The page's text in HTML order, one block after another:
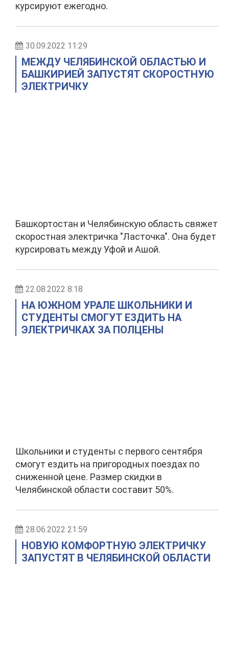
курсируют ежегодно.
30.09.2022 11:29
МЕЖДУ ЧЕЛЯБИНСКОЙ ОБЛАСТЬЮ И
БАШКИРИЕЙ ЗАПУСТЯТ СКОРОСТНУЮ
ЭЛЕКТРИЧКУ
Башкортостан и Челябинскую область свяжет
скоростная электричка "Ласточка". Она будет
курсировать между Уфой и Ашой.
22.08.2022 8:18
НА ЮЖНОМ УРАЛЕ ШКОЛЬНИКИ И
СТУДЕНТЫ СМОГУТ ЕЗДИТЬ НА
ЭЛЕКТРИЧКАХ ЗА ПОЛЦЕНЫ
Школьники и студенты с первого сентября
смогут ездить на пригородных поездах по
сниженной цене. Размер скидки в
Челябинской области составит 50%.
28.06.2022 21:59
НОВУЮ КОМФОРТНУЮ ЭЛЕКТРИЧКУ
ЗАПУСТЯТ В ЧЕЛЯБИНСКОЙ ОБЛАСТИ